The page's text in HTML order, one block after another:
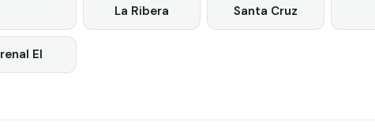
La Ribera
Santa Cruz
El